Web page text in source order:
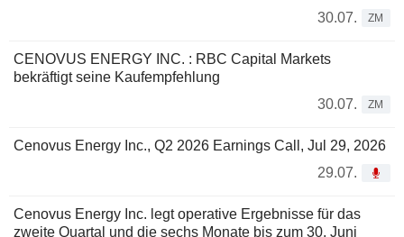
30.07.
ZM
CENOVUS ENERGY INC. : RBC Capital Markets
bekräftigt seine Kaufempfehlung
30.07.
ZM
Cenovus Energy Inc., Q2 2026 Earnings Call, Jul 29, 2026
29.07.
Cenovus Energy Inc. legt operative Ergebnisse für das
zweite Quartal und die sechs Monate bis zum 30. Juni